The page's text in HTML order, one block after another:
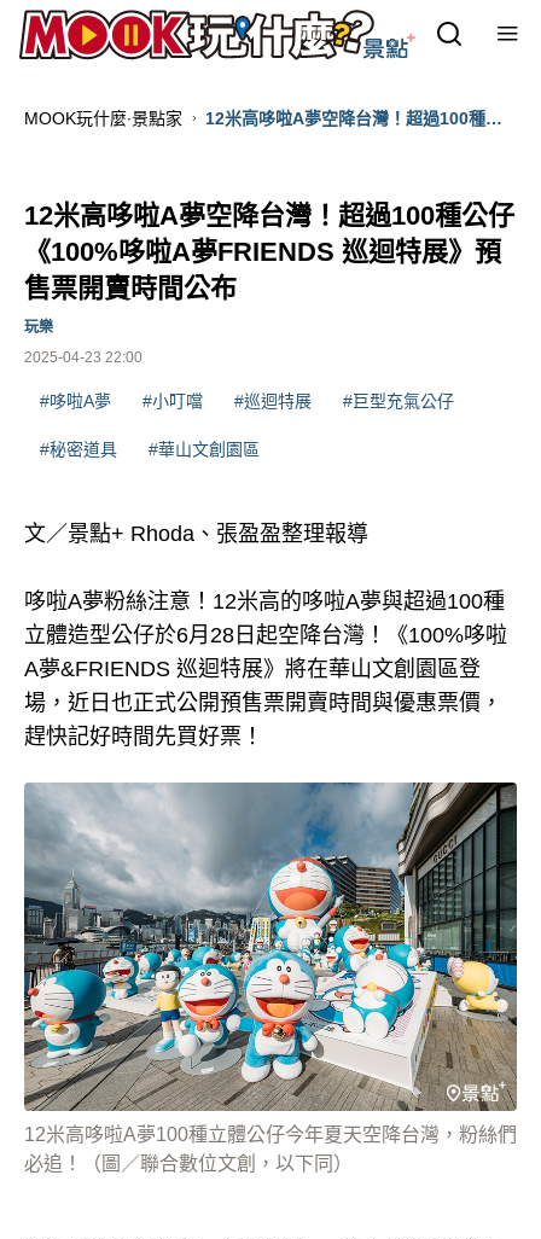
MOOK玩什麼‧景點家
12米高哆啦A夢空降台灣！超過100種公
12米高哆啦A夢空降台灣！超過100種公仔
《100%哆啦A夢FRIENDS 巡迴特展》預
售票開賣時間公布
2025-04-23 22:00
玩樂
#哆啦A夢 #小叮噹 #巡迴特展 #巨型充氣公仔
#秘密道具 #華山文創園區
文／景點+ Rhoda、張盈盈整理報導
哆啦A夢粉絲注意！12米高的哆啦A夢與超過100種
立體造型公仔於6月28日起空降台灣！《100%哆啦
A夢&FRIENDS 巡迴特展》將在華山文創園區登
場，近日也正式公開預售票開賣時間與優惠票價，
趕快記好時間先買好票！
12米高哆啦A夢100種立體公仔今年夏天空降台灣，粉絲們
必追！（圖／聯合數位文創，以下同）